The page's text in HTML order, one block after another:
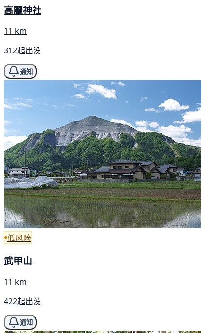
高麗神社
11 km
312起出没
通知
低风险
武甲山
11 km
422起出没
通知